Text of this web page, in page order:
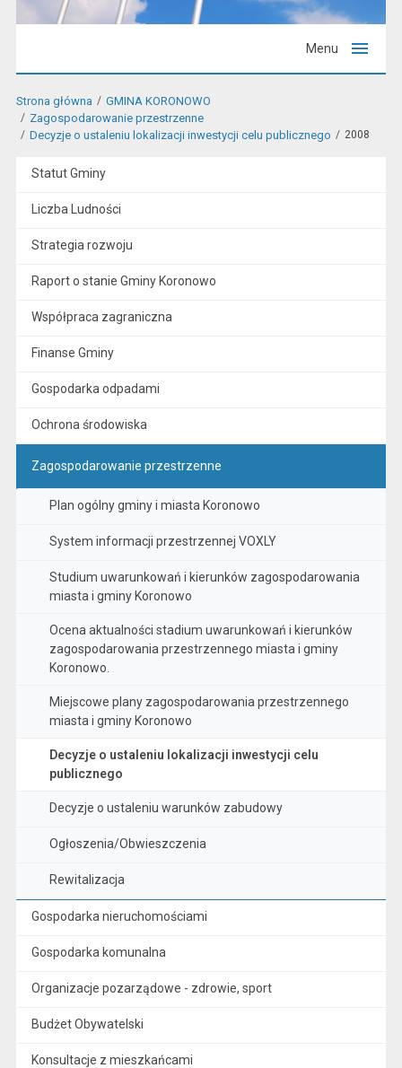
Menu
Strona główna
GMINA KORONOWO
Zagospodarowanie przestrzenne
Decyzje o ustaleniu lokalizacji inwestycji celu publicznego
2008
Statut Gminy
Liczba Ludności
Strategia rozwoju
Raport o stanie Gminy Koronowo
Współpraca zagraniczna
Finanse Gminy
Gospodarka odpadami
Ochrona środowiska
Zagospodarowanie przestrzenne
Plan ogólny gminy i miasta Koronowo
System informacji przestrzennej VOXLY
Studium uwarunkowań i kierunków zagospodarowania
miasta i gminy Koronowo
Ocena aktualności stadium uwarunkowań i kierunków
zagospodarowania przestrzennego miasta i gminy
Koronowo.
Miejscowe plany zagospodarowania przestrzennego
miasta i gminy Koronowo
Decyzje o ustaleniu lokalizacji inwestycji celu
publicznego
Decyzje o ustaleniu warunków zabudowy
Ogłoszenia/Obwieszczenia
Rewitalizacja
Gospodarka nieruchomościami
Gospodarka komunalna
Organizacje pozarządowe - zdrowie, sport
Budżet Obywatelski
Konsultacje z mieszkańcami